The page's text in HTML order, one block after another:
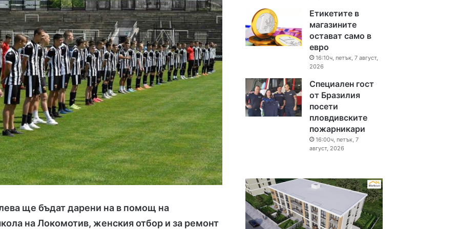
ще бъдат дарени на в помощ на
на Локомотив, женския отбор и за ремонт
Етикетите в
магазините
остават само в
евро
16:10ч, петък, 7 август,
2026
Специален гост
от Бразилия
посети
пловдивските
пожарникари
16:00ч, петък, 7
август, 2026